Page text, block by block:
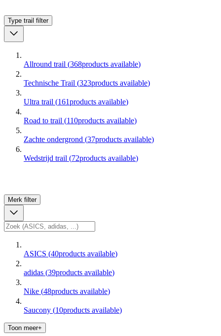
Type trail filter
Allround trail (368products available)
Technische Trail (323products available)
Ultra trail (161products available)
Road to trail (110products available)
Zachte ondergrond (37products available)
Wedstrijd trail (72products available)
Merk filter
ASICS (40products available)
adidas (39products available)
Nike (48products available)
Saucony (10products available)
Toon meer+